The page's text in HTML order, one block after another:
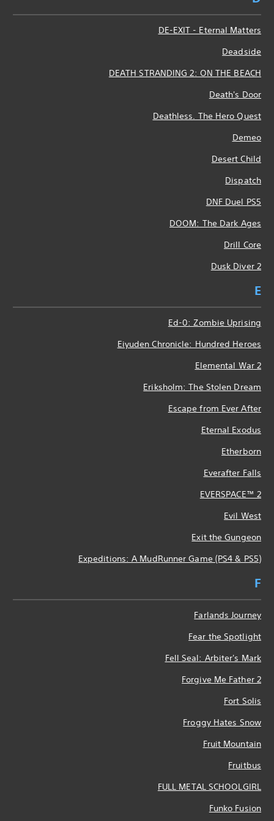
DE-EXIT - Eternal Matters
Deadside
DEATH STRANDING 2: ON THE BEACH
Death's Door
Deathless. The Hero Quest
Demeo
Desert Child
Dispatch
DNF Duel PS5
DOOM: The Dark Ages
Drill Core
Dusk Diver 2
E
Ed-0: Zombie Uprising
Eiyuden Chronicle: Hundred Heroes
Elemental War 2
Eriksholm: The Stolen Dream
Escape from Ever After
Eternal Exodus
Etherborn
Everafter Falls
EVERSPACE™ 2
Evil West
Exit the Gungeon
Expeditions: A MudRunner Game (PS4 & PS5)
F
Farlands Journey
Fear the Spotlight
Fell Seal: Arbiter's Mark
Forgive Me Father 2
Fort Solis
Froggy Hates Snow
Fruit Mountain
Fruitbus
FULL METAL SCHOOLGIRL
Funko Fusion